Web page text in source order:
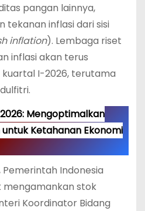
pangan lainnya,
tekanan inflasi dari sisi
inflation). Lembaga riset
inflasi akan terus
I-2026, terutama
Mengoptimalkan
Ketahanan Ekonomi
Pemerintah Indonesia
stok
Koordinator Bidang